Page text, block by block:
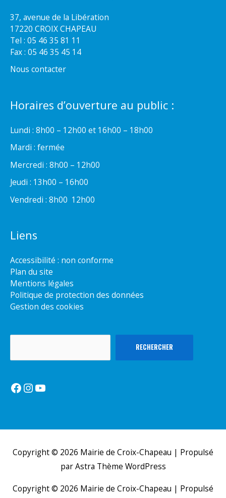
37, avenue de la Libération
17220 CROIX CHAPEAU
Tel : 05 46 35 81 11
Fax : 05 46 35 45 14
Nous contacter
Horaires d’ouverture au public :
Lundi : 8h00 – 12h00 et 16h00 – 18h00
Mardi : fermée
Mercredi : 8h00 – 12h00
Jeudi : 13h00 – 16h00
Vendredi : 8h00  12h00
Liens
Accessibilité : non conforme
Plan du site
Mentions légales
Politique de protection des données
Gestion des cookies
RECHERCHER
Facebook
Instagram
YouTube
Copyright © 2026 Mairie de Croix-Chapeau | Propulsé
parAstra Thème WordPress
Copyright © 2026 Mairie de Croix-Chapeau | Propulsé